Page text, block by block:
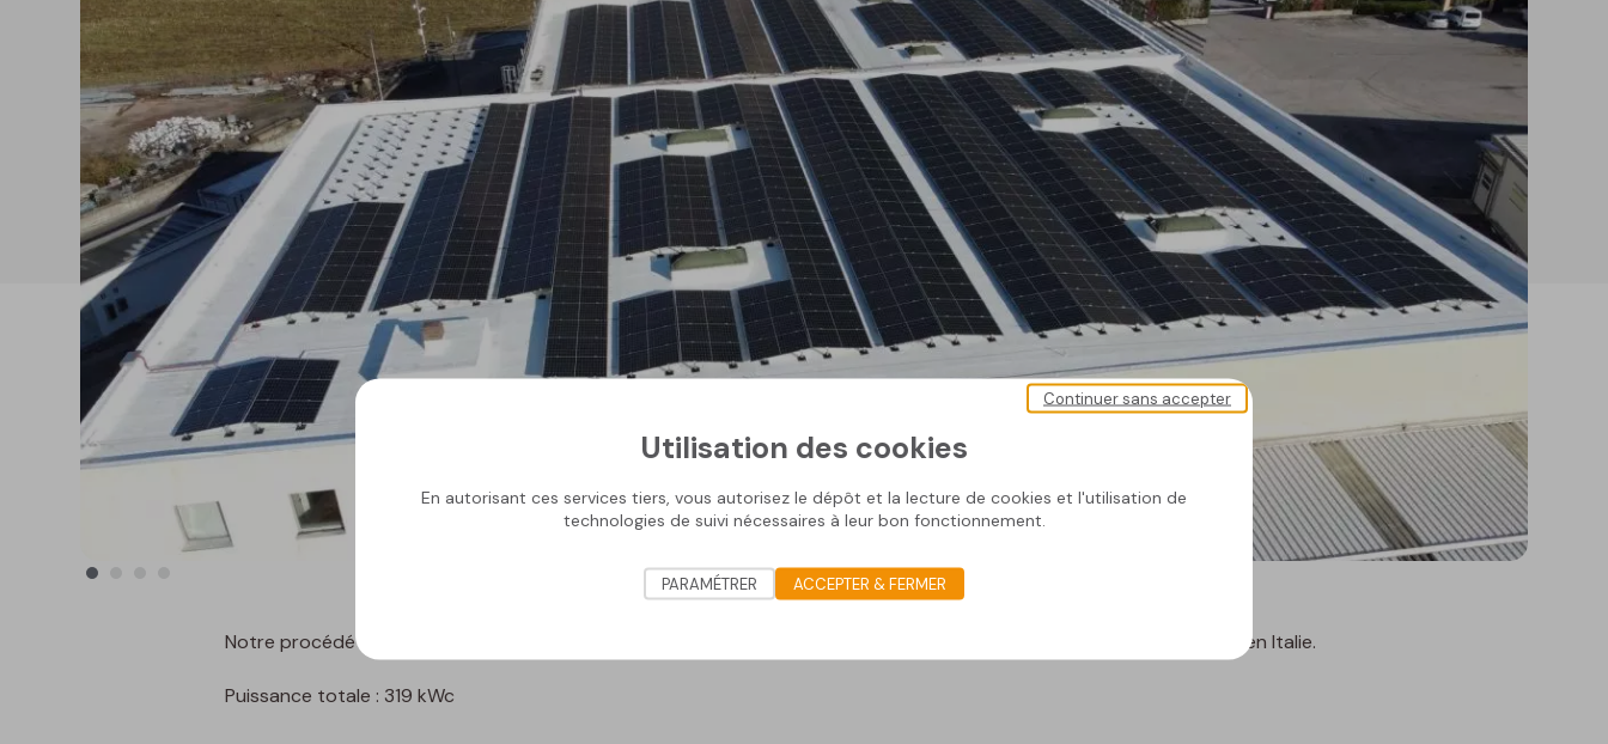
Notre procédé SOPRASOLAR Fix Evo Tilt PVC/TPO a été installé sur le toit de l'usine Casearia Monti Trentini, à Grigno en Italie.
Puissance totale : 319 kWc
Utilisation des cookies
En autorisant ces services tiers, vous autorisez le dépôt et la lecture de cookies et l'utilisation de
technologies de suivi nécessaires à leur bon fonctionnement.
Continuer sans accepter
PARAMÉTRER ACCEPTER & FERMER